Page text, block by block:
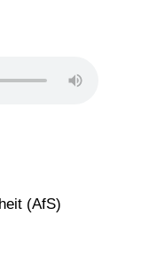
(AfS)